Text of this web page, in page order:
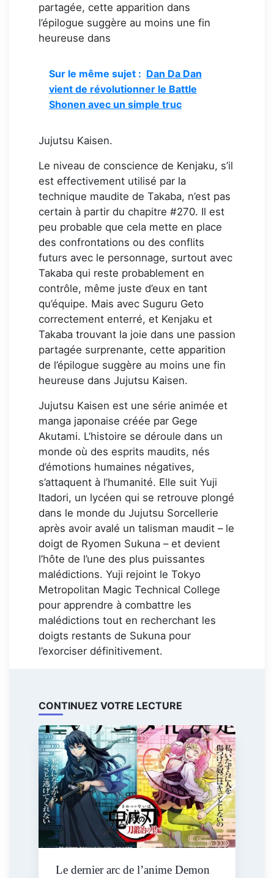
partagée, cette apparition dans
l’épilogue suggère au moins une fin
heureuse dans
Sur le même sujet : Dan Da Dan
vient de révolutionner le Battle
Shonen avec un simple truc
Jujutsu Kaisen.
Le niveau de conscience de Kenjaku, s’il
est effectivement utilisé par la
technique maudite de Takaba, n’est pas
certain à partir du chapitre #270. Il est
peu probable que cela mette en place
des confrontations ou des conflits
futurs avec le personnage, surtout avec
Takaba qui reste probablement en
contrôle, même juste d’eux en tant
qu’équipe. Mais avec Suguru Geto
correctement enterré, et Kenjaku et
Takaba trouvant la joie dans une passion
partagée surprenante, cette apparition
de l’épilogue suggère au moins une fin
heureuse dans Jujutsu Kaisen.
Jujutsu Kaisen est une série animée et
manga japonaise créée par Gege
Akutami. L’histoire se déroule dans un
monde où des esprits maudits, nés
d’émotions humaines négatives,
s’attaquent à l’humanité. Elle suit Yuji
Itadori, un lycéen qui se retrouve plongé
dans le monde du Jujutsu Sorcellerie
après avoir avalé un talisman maudit – le
doigt de Ryomen Sukuna – et devient
l’hôte de l’une des plus puissantes
malédictions. Yuji rejoint le Tokyo
Metropolitan Magic Technical College
pour apprendre à combattre les
malédictions tout en recherchant les
doigts restants de Sukuna pour
l’exorciser définitivement.
CONTINUEZ VOTRE LECTURE
Le dernier arc de l’anime Demon